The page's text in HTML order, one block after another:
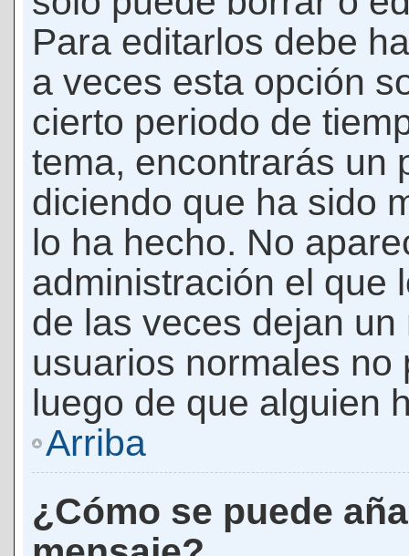
Para editarlos debe
a veces esta opción
cierto periodo de
tema, encontrarás un
diciendo que ha sido
lo ha hecho. No
administración el que
de las veces dejan
usuarios normales
luego de que alguien
Arriba
¿Cómo se puede